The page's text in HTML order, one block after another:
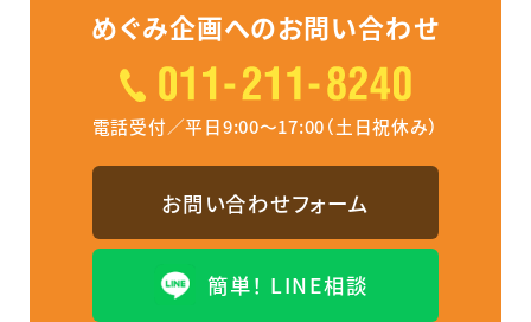
めぐみ企画へのお問い合わせ
電話受付／平日9:00～17:00（土日祝休み）
お問い合わせフォーム
簡単！ LINE相談